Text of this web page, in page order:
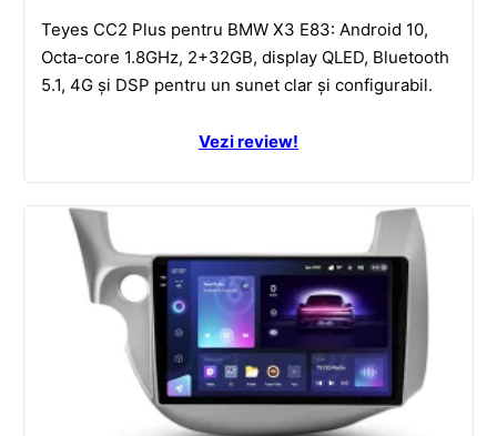
Teyes CC2 Plus pentru BMW X3 E83: Android 10,
Octa-core 1.8GHz, 2+32GB, display QLED, Bluetooth
5.1, 4G și DSP pentru un sunet clar și configurabil.
Vezi review!